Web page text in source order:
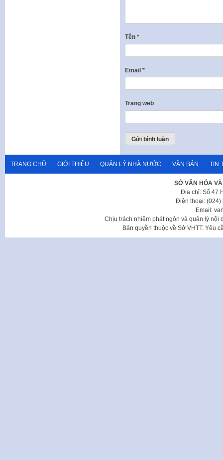
Tên *
Email *
Trang web
TRANG CHỦ GIỚI THIỆU QUẢN LÝ NHÀ NƯỚC VĂN BẢN TIN
SỞ VĂN HÓA
Địa chỉ: Số 47
Điện thoại: (024)
Email:
Chịu trách nhiệm phát ngôn và quản lý nội
Bản quyền thuộc về Sở VHTT. Yêu